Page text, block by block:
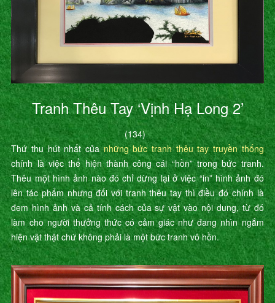
Tranh Thêu Tay ‘Vịnh Hạ Long 2’
(134)
Thứ thu hút nhất củanhững bức tranh thêu tay truyền thống
chính là việc thể hiện thành công cái “hồn” trong bức tranh.
Thêu một hình ảnh nào đó chỉ dừng lại ở việc “in” hình ảnh đó
lên tác phẩm nhưng đối với tranh thêu tay thì điều đó chính là
đem hình ảnh và cả tính cách của sự vật vào nội dung, từ đó
làm cho người thưởng thức có cảm giác như đang nhìn ngắm
hiện vật thật chứ không phải là một bức tranh vô hồn.